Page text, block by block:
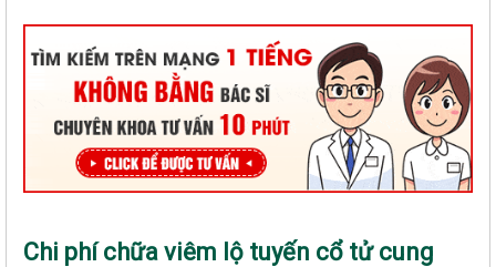
Chi phí chữa viêm lộ tuyến cổ tử cung